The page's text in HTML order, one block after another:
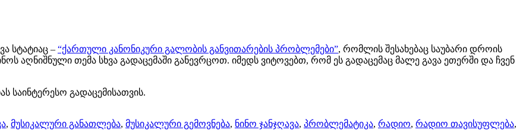
სტატიაც – “ქართული კანონიკური გალობის განვითარების პრობლემები”, რომლის შესახებაც საუბარი დროის
აღნიშნული თემა სხვა გადაცემაში განევრცოთ. იმედს ვიტოვებთ, რომ ეს გადაცემაც მალე გავა ეთერში და ჩვენ
საინტერესო გადაცემისათვის.
, მუსიკალური განათლება, მუსიკალური გემოვნება, ნინო ჯანჯღავა, პრობლემატიკა, რადიო, რადიო თავისუფლება,